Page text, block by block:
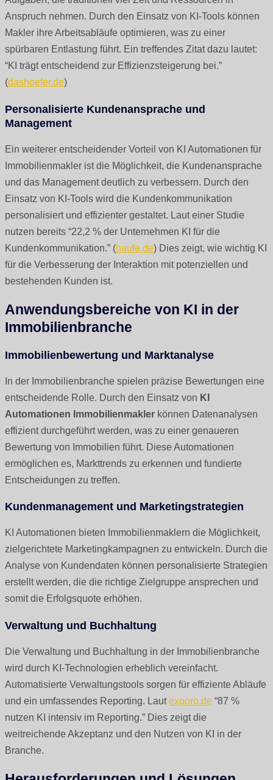
Anspruch nehmen. Durch den Einsatz von KI-Tools können
Makler ihre Arbeitsabläufe optimieren, was zu einer
spürbaren Entlastung führt. Ein treffendes Zitat dazu lautet:
“KI trägt entscheidend zur Effizienzsteigerung bei.”
(dashoefer.de)
Personalisierte Kundenansprache und
Management
Ein weiterer entscheidender Vorteil von KI Automationen für
Immobilienmakler ist die Möglichkeit, die Kundenansprache
und das Management deutlich zu verbessern. Durch den
Einsatz von KI-Tools wird die Kundenkommunikation
personalisiert und effizienter gestaltet. Laut einer Studie
nutzen bereits “22,2 % der Unternehmen KI für die
Kundenkommunikation.” (haufe.de) Dies zeigt, wie wichtig KI
für die Verbesserung der Interaktion mit potenziellen und
bestehenden Kunden ist.
Anwendungsbereiche von KI in der
Immobilienbranche
Immobilienbewertung und Marktanalyse
In der Immobilienbranche spielen präzise Bewertungen eine
entscheidende Rolle. Durch den Einsatz von KI
Automationen Immobilienmakler können Datenanalysen
effizient durchgeführt werden, was zu einer genaueren
Bewertung von Immobilien führt. Diese Automationen
ermöglichen es, Markttrends zu erkennen und fundierte
Entscheidungen zu treffen.
Kundenmanagement und Marketingstrategien
KI Automationen bieten Immobilienmaklern die Möglichkeit,
zielgerichtete Marketingkampagnen zu entwickeln. Durch die
Analyse von Kundendaten können personalisierte Strategien
erstellt werden, die die richtige Zielgruppe ansprechen und
somit die Erfolgsquote erhöhen.
Verwaltung und Buchhaltung
Die Verwaltung und Buchhaltung in der Immobilienbranche
wird durch KI-Technologien erheblich vereinfacht.
Automatisierte Verwaltungstools sorgen für effiziente Abläufe
und ein umfassendes Reporting. Lautexporo.de “87 %
nutzen KI intensiv im Reporting.” Dies zeigt die
weitreichende Akzeptanz und den Nutzen von KI in der
Branche.